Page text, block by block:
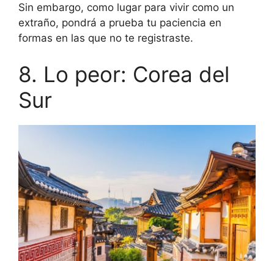
Sin embargo, como lugar para vivir como un
extraño, pondrá a prueba tu paciencia en
formas en las que no te registraste.
8. Lo peor: Corea del
Sur